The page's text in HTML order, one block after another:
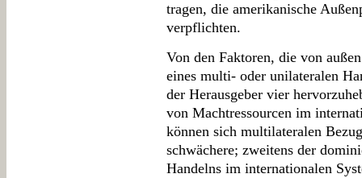
tragen, die amerikanische
verpflichten.
Von den Faktoren, die von
eines multi- oder unilateralen
der Herausgeber vier
von Machtressourcen im
können sich multilateralen
schwächere; zweitens der
Handelns im internationalen